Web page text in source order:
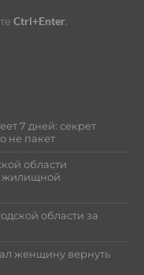
Ctrl+Enter.
7 дней: секрет
не пакет
области
жилищной
области за
женщину вернуть